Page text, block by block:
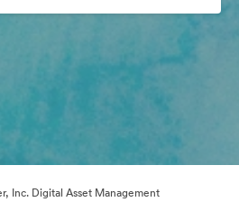
Inc. Digital Asset Management